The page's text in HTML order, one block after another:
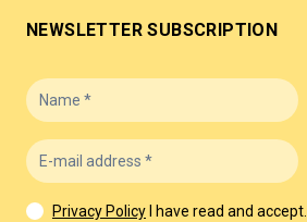
NEWSLETTER SUBSCRIPTION
Privacy Policy
I have read and accept.